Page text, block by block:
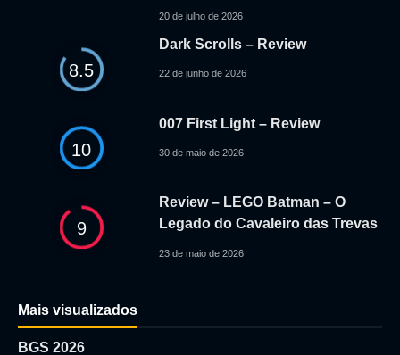
20 de julho de 2026
8.5
Dark Scrolls – Review
22 de junho de 2026
10
007 First Light – Review
30 de maio de 2026
9
Review – LEGO Batman – O
Legado do Cavaleiro das Trevas
23 de maio de 2026
Mais visualizados
BGS 2026